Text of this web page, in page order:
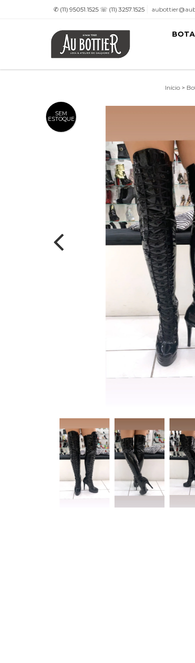
✆ (11) 95051.1525 ☏ (11) 3257.1525
Início >
SEM
ESTOQUE